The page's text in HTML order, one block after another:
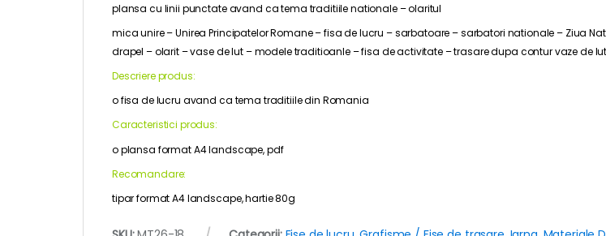
plansa cu linii punctate avand ca tema traditiile nationale – olaritul
mica unire – Unirea Principatelor Romane – fisa de lucru – sarbatoare – sarbatori nationale – Ziua
drapel – olarit – vase de lut – modele traditioanle – fisa de activitate – trasare dupa contur vaze de lut
Descriere produs:
o fisa de lucru avand ca tema traditiile din Romania
Caracteristici produs:
o plansa format A4 landscape, pdf
Recomandare:
tipar format A4 landscape, hartie 80g